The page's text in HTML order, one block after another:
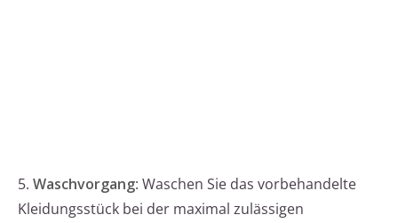
5. Waschvorgang: Waschen Sie das vorbehandelte
Kleidungsstück bei der maximal zulässigen